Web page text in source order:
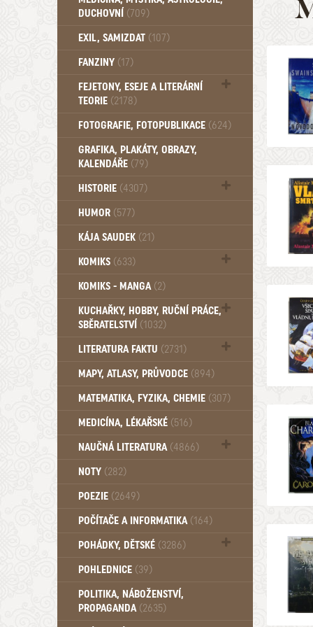
DUCHOVNÍ (709)
Okultismus (110)
EXIL, SAMIZDAT (107)
FANZINY (17)
FEJETONY, ESEJE A LITERÁRNÍ
TEORIE (2178)
Citáty, aforismy, snáře, přísloví,
FOTOGRAFIE, FOTOPUBLIKACE (624)
GRAFIKA, PLAKÁTY, OBRAZY,
KALENDÁŘE (79)
HISTORIE (4307)
Mytologie, Mýty, Báje, Pověsti (203)
HUMOR (577)
KÁJA SAUDEK (21)
KOMIKS (633)
Komiks - Čtyřlístek (233)
KOMIKS - MANGA (2)
KUCHAŘKY, HOBBY, RUČNÍ PRÁCE,
SBĚRATELSTVÍ (1032)
Dům a byt (102)
LITERATURA FAKTU (2731)
Katalogy (503)
MAPY, ATLASY, PRŮVODCE (894)
MATEMATIKA, FYZIKA, CHEMIE (307)
MEDICÍNA, LÉKAŘSKÉ (516)
NAUČNÁ LITERATURA (4866)
Zdraví a zdraví životní styl (510)
NOTY (282)
POEZIE (2649)
POČÍTAČE A INFORMATIKA (164)
POHÁDKY, DĚTSKÉ (3286)
Pro děti a mládež (2882)
Pohádky, Dětské - Od roku 1949 (257)
POHLEDNICE (39)
POLITIKA, NÁBOŽENSTVÍ,
PROPAGANDA (2635)